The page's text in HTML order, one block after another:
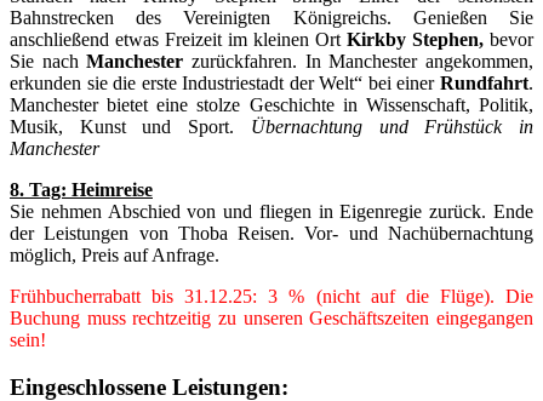
Bahnstrecken des Vereinigten Königreichs. Genießen Sie
anschließend etwas Freizeit im kleinen Ort Kirkby Stephen, bevor
Sie nachManchester zurückfahren. In Manchester angekommen,
erkunden sie die erste Industriestadt der Welt“ bei einer Rundfahrt.
Manchester bietet eine stolze Geschichte in Wissenschaft, Politik,
Musik, Kunst und Sport. Übernachtung und Frühstück in
Manchester
8. Tag: Heimreise
Sie nehmen Abschied von und fliegen in Eigenregie zurück. Ende
der Leistungen von Thoba Reisen. Vor- und Nachübernachtung
möglich, Preis auf Anfrage.
Frühbucherrabatt bis 31.12.25: 3 % (nicht auf die Flüge). Die
Buchung muss rechtzeitig zu unseren Geschäftszeiten eingegangen
sein!
Eingeschlossene Leistungen: